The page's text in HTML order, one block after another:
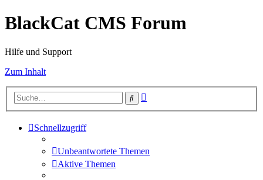
BlackCat CMS Forum
Hilfe und Support
Zum Inhalt
Suche
Schnellzugriff
Unbeantwortete Themen
Aktive Themen